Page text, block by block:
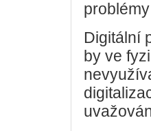
Digitální
by ve